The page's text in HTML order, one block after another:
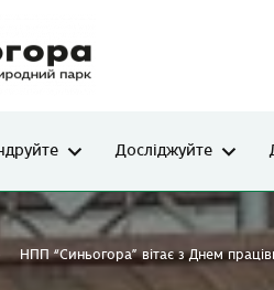
Досліджуйте
НПП “Синьогора” вітає з Днем